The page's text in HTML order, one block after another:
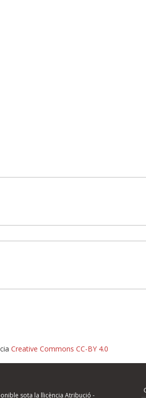
Creative Commons CC-BY 4.0
sota la llicència Atribució -